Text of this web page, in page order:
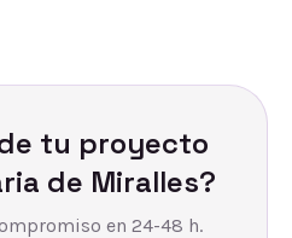
tu proyecto
de Miralles?
en 24-48 h.